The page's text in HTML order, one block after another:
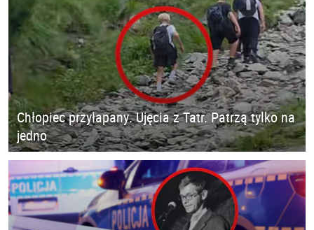
Chłopiec przyłapany. Ujęcia z Tatr. Patrzą tylko na
jedno